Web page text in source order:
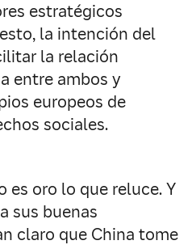
estratégicos
la intención del
la relación
entre ambos y
europeos de
sociales.
es oro lo que reluce. Y
sus buenas
claro que China tome